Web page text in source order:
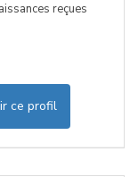
reçues
ce profil